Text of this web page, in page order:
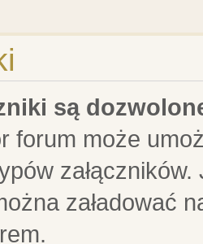
są
forum może
załadować